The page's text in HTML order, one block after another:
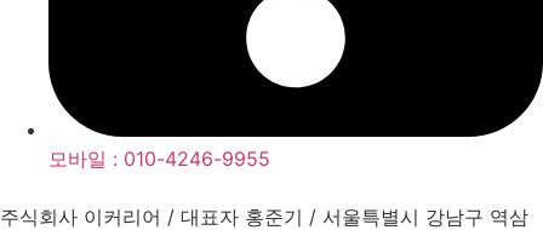
모바일 : 010-4246-9955
주식회사 이커리어 / 대표자 홍준기 / 서울특별시 강남구 역삼